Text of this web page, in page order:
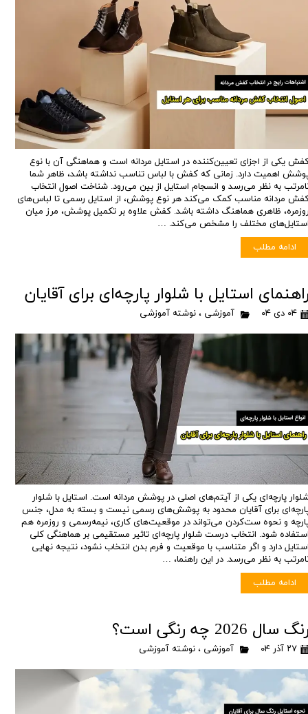
یکی از اجزای تعیین‌کننده در استایل مردانه است و هماهنگی آن با نوع
اهمیت دارد. زمانی که کفش با لباس تناسب نداشته باشد، ظاهر شما
به نظر می‌رسد و انسجام استایل از بین می‌رود. شناخت اصول انتخاب
مردانه مناسب کمک می‌کند هر نوع پوشش، از استایل رسمی تا لباس‌های
ظاهری هماهنگ داشته باشد. کفش علاوه بر تکمیل پوشش، مرز میان
مختلف را مشخص می‌کند. …
ادامه مطلب
استایل با شلوار پارچه‌ای برای آقایان
۰۴ دی ۰۴ آموزشی ،نوشته آموزشی
پارچه‌ای یکی از آیتم‌های اصلی در پوشش مردانه است. استایل با شلوار
برای آقایان محدود به پوشش‌های رسمی نیست و بسته به مدل، جنس
و نحوه ست‌کردن می‌تواند در موقعیت‌های کاری، نیمه‌رسمی و روزمره هم
شود. انتخاب درست شلوار پارچه‌ای تاثیر مستقیمی بر هماهنگی کلی
دارد و اگر متناسب با موقعیت و فرم بدن انتخاب نشود، نتیجه نهایی
به نظر می‌رسد. در این راهنما، …
ادامه مطلب
سال 2026 چه رنگی است؟
۲۷ آذر ۰۴ آموزشی ،نوشته آموزشی